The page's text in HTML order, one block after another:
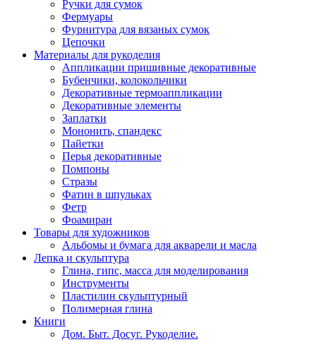
Ручки для сумок
Фермуары
Фурнитура для вязаных сумок
Цепочки
Материалы для рукоделия
Аппликации пришивные декоративные
Бубенчики, колокольчики
Декоративные термоаппликации
Декоративные элементы
Заплатки
Мононить, спандекс
Пайетки
Перья декоративные
Помпоны
Стразы
Фатин в шпульках
Фетр
Фоамиран
Товары для художников
Альбомы и бумага для акварели и масла
Лепка и скульптура
Глина, гипс, масса для моделирования
Инструменты
Пластилин скульптурный
Полимерная глина
Книги
Дом. Быт. Досуг. Рукоделие.